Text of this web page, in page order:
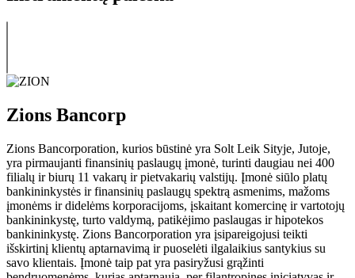
Zions Bancorp
Zions Bancorporation, kurios būstinė yra Solt Leik Sityje, Jutoje,
yra pirmaujanti finansinių paslaugų įmonė, turinti daugiau nei 400
filialų ir biurų 11 vakarų ir pietvakarių valstijų. Įmonė siūlo platų
bankininkystės ir finansinių paslaugų spektrą asmenims, mažoms
įmonėms ir didelėms korporacijoms, įskaitant komercinę ir vartotojų
bankininkystę, turto valdymą, patikėjimo paslaugas ir hipotekos
bankininkystę. Zions Bancorporation yra įsipareigojusi teikti
išskirtinį klientų aptarnavimą ir puoselėti ilgalaikius santykius su
savo klientais. Įmonė taip pat yra pasiryžusi grąžinti